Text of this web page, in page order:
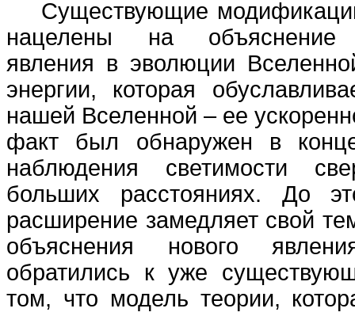
Существующие модификации
нацелены на объяснение
явления в эволюции
энергии, которая
нашей Вселенной – ее
факт был обнаружен в
наблюдения светимости
больших расстояниях. До
расширение замедляет свой
объяснения нового
обратились к уже
том, что модель теории,